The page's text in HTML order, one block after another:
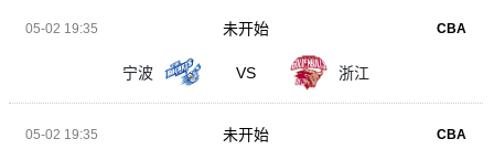
05-02 19:35 CBA
宁波 VS 浙江
未开始
05-02 19:35 CBA
未开始